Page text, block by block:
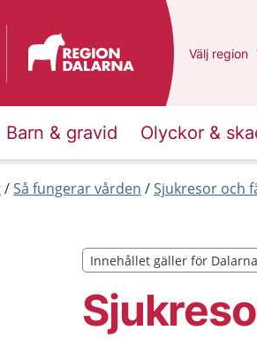
1177 Du har valt
Välj en
region
Barn & gravid Olyckor &
Så fungerar vården Sjukresor och
Innehållet gäller för
Innehållet gäller för Dalarna